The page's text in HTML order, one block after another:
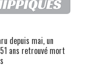
depuis mai, un
ans retrouvé mort